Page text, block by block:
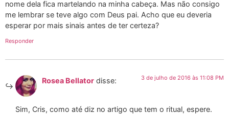
nome dela fica martelando na minha cabeça. Mas não consigo
me lembrar se teve algo com Deus pai. Acho que eu deveria
esperar por mais sinais antes de ter certeza?
Responder
Rosea Bellator disse: 3 de julho de 2016 às 11:08 PM
Sim, Cris, como até diz no artigo que tem o ritual, espere.